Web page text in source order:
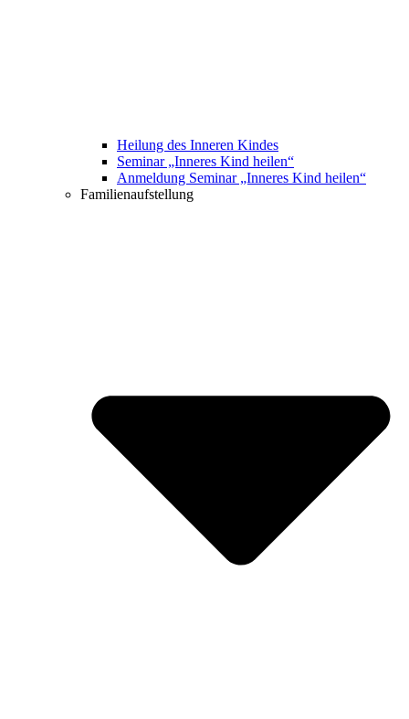
Heilung des Inneren Kindes
Seminar „Inneres Kind heilen“
Anmeldung Seminar „Inneres Kind heilen“
Familienaufstellung